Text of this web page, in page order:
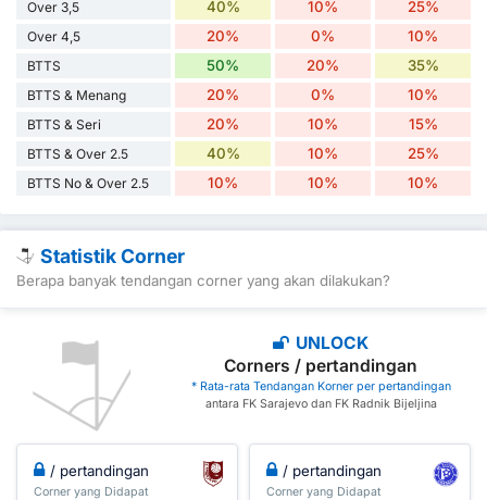
Over 3,5 40% 10% 25%
Over 4,5 20% 0% 10%
BTTS 50% 20% 35%
BTTS & Menang 20% 0% 10%
BTTS & Seri 20% 10% 15%
BTTS & Over 2.5 40% 10% 25%
BTTS No & Over 2.5 10% 10% 10%
Statistik Corner
Berapa banyak tendangan corner yang akan dilakukan?
UNLOCK
Corners / pertandingan
* Rata-rata Tendangan Korner per pertandingan
antara FK Sarajevo dan FK Radnik Bijeljina
/ pertandingan
Corner yang Didapat
/ pertandingan
Corner yang Didapat